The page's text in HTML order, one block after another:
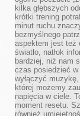
kilka głębszych
krótki trening
minut ruchu
bezmyślnego
aspektem jest też
światło, natłok
bardziej, niż nam
czas posiedzieć w
wyłączyć
której możemy
napięcia w ciele.
moment resetu.
również